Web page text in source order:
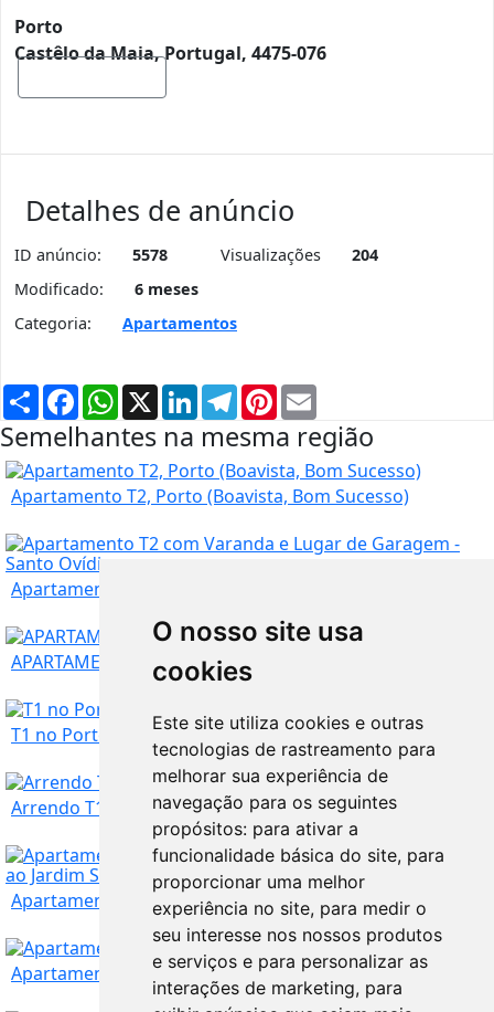
O nosso site usa
cookies
Este site utiliza cookies e outras
tecnologias de rastreamento para
melhorar sua experiência de
navegação para os seguintes
propósitos: para ativar a
funcionalidade básica do site, para
proporcionar uma melhor
experiência no site, para medir o
seu interesse nos nossos produtos
e serviços e para personalizar as
interações de marketing, para
Porto
Castêlo da Maia, Portugal, 4475-076
Detalhes de anúncio
ID anúncio: 5578 Visualizações
204
Modificado:
6 meses
Categoria:
Apartamentos
PartilharFacebookWhatsApp
X LinkedInTelegram
Pinterest
Semelhantes na mesma região
Apartamento T2, Porto (Boavista, Bom Sucesso)
Apartamento T2 com Varanda e Lugar de Garagem -...
APARTAMENTO T1 NO PORTO (À AV. DA BOAVISTA).
Porto
T1 no Porto
Porto
Arrendo T1 centro do Porto
Porto
Apartamento T2 transformado em T4, localizado j...
Apartamento T2 no Porto (Ramalde)